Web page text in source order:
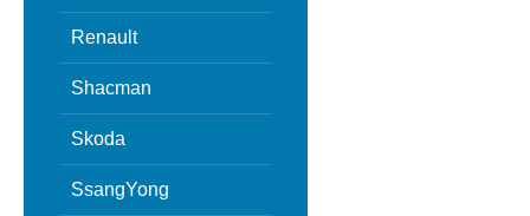
Renault
Shacman
Skoda
SsangYong